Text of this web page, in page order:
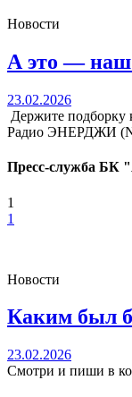
Новости
А это — наш
23.02.2026
Держите
Радио ЭНЕРДЖИ
Пресс-служба БК
1
1
Новости
Каким был
23.02.2026
Смотри и пиши в